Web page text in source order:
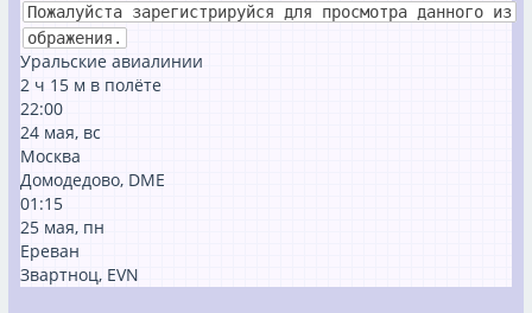
Пожалуйста зарегистрируйся для просмотра данного из
ображения.
Уральские авиалинии
2 ⁠ч 15 ⁠м в полёте
22:00
24 мая, вс
Москва
Домодедово, DME
01:15
25 мая, пн
Ереван
Звартноц, EVN